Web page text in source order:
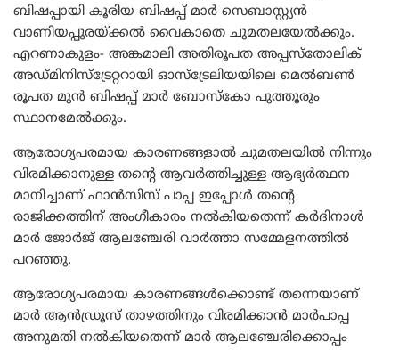
ബിഷപ്പായി കൂരിയ ബിഷപ്പ് മാര്‍ സെബാസ്റ്റ്യന്‍
വാണിയപ്പുരയ്ക്കല്‍ വൈകാതെ ചുമതലയേല്‍ക്കും.
എറണാകുളം- അങ്കമാലി അതിരൂപത അപ്പസ്‌തോലിക്
അഡ്മിനിസ്‌ട്രേറ്ററായി ഓസ്‌ട്രേലിയയിലെ മെല്‍ബണ്‍
രൂപത മുന്‍ ബിഷപ്പ് മാര്‍ ബോസ്‌കോ പുത്തൂരും
സ്ഥാനമേല്‍ക്കും.
ആരോഗ്യപരമായ കാരണങ്ങളാല്‍ ചുമതലയില്‍ നിന്നും
വിരമിക്കാനുള്ള തന്റെ ആവര്‍ത്തിച്ചുള്ള ആഭ്യര്‍ത്ഥന
മാനിച്ചാണ് ഫാന്‍സിസ് പാപ്പ ഇപ്പോള്‍ തന്റെ
രാജിക്കത്തിന് അംഗീകാരം നല്‍കിയതെന്ന് കര്‍ദിനാള്‍
മാര്‍ ജോര്‍ജ് ആലഞ്ചേരി വാര്‍ത്താ സമ്മേളനത്തില്‍
പറഞ്ഞു.
ആരോഗ്യപരമായ കാരണങ്ങള്‍ക്കൊണ്ട് തന്നെയാണ്
മാര്‍ ആന്‍ഡ്രൂസ് താഴത്തിനും വിരമിക്കാന്‍ മാര്‍പാപ്പ
അനുമതി നല്‍കിയതെന്ന് മാര്‍ ആലഞ്ചേരിക്കൊപ്പം